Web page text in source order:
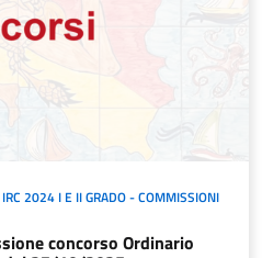
2024 I E II GRADO - COMMISSIONI
concorso Ordinario